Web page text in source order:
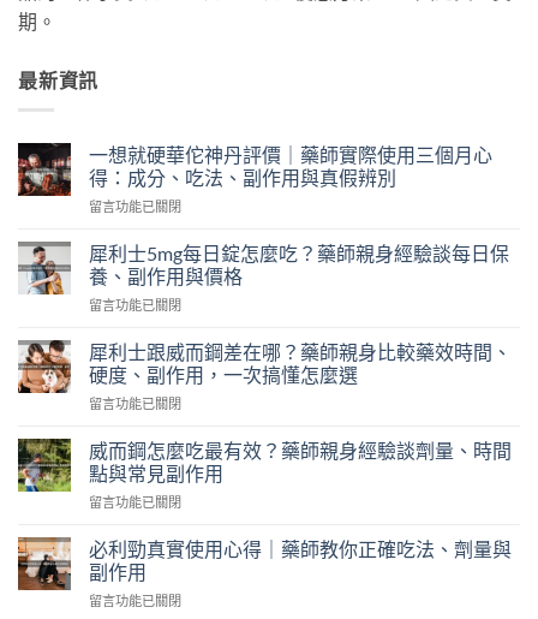
期。
最新資訊
一想就硬華佗神丹評價｜藥師實際使用三個月心
得：成分、吃法、副作用與真假辨別
在
想
就
硬
華
神
丹
評
價
藥
師
際
用
三
個
留言功能已關閉
犀利士5mg每日錠怎麼吃？藥師親身經驗談每日保
養、副作用與價格
在
利
士
5mg
每
錠
怎
麼
吃？
師
親
經
留言功能已關閉
犀利士跟威而鋼差在哪？藥師親身比較藥效時間、
硬度、副作用，一次搞懂怎麼選
在
利
士
跟
威
鋼
差
在
哪？
留言功能已關閉
威而鋼怎麼吃最有效？藥師親身經驗談劑量、時間
點與常見副作用
在
而
鋼
怎
麼
留言功能已關閉
必利勁真實使用心得｜藥師教你正確吃法、劑量與
副作用
在
留言功能已關閉